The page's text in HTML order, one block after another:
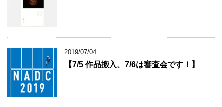
2019/07/04
【7/5 作品搬入、7/6は審査会です！】